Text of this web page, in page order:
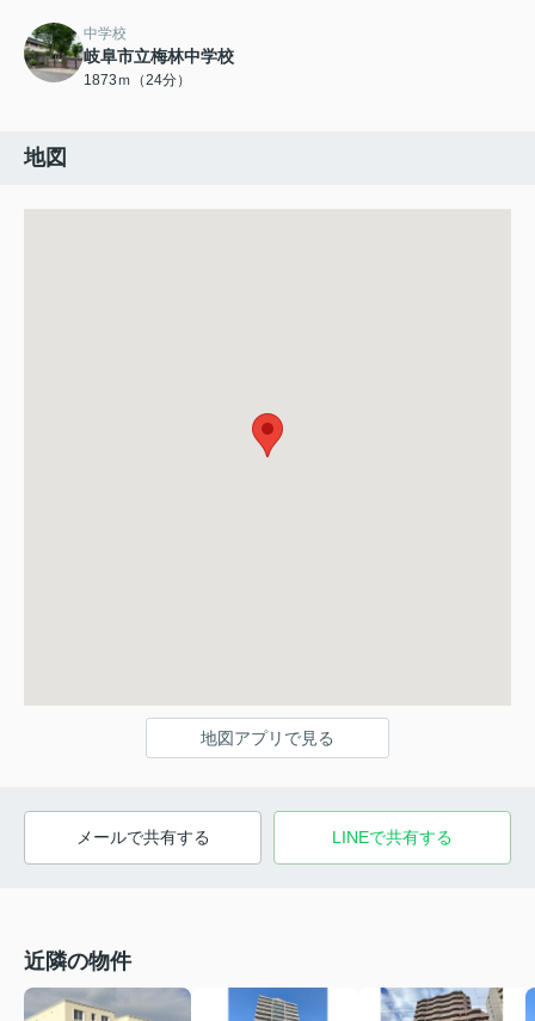
中学校
岐阜市立梅林中学校
1873ｍ（24分）
地図
地図アプリで見る
メールで共有する LINEで共有する
近隣の物件